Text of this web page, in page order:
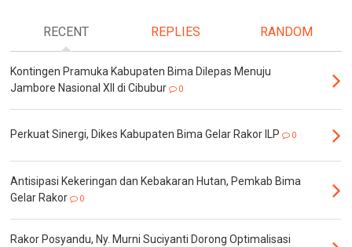
RECENT REPLIES RANDOM
Kontingen Pramuka Kabupaten Bima Dilepas Menuju
Jambore Nasional XII di Cibubur
0
Perkuat Sinergi, Dikes Kabupaten Bima Gelar Rakor ILP 0
Antisipasi Kekeringan dan Kebakaran Hutan, Pemkab Bima
Gelar Rakor
0
Rakor Posyandu, Ny. Murni Suciyanti Dorong Optimalisasi